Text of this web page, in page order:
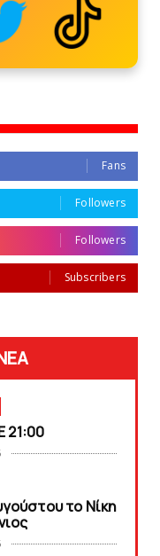
Fans
Followers
Followers
Subscribers
21:00
το Νίκη